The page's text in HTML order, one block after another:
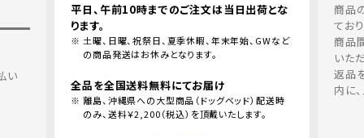
文は当日出荷とな
、年末年始、GWなど
届け
ドッグベッド）配送時
商品の品質、取り扱いについては十分留意し
ておりますが、万一、お届けした商品の不良、
商品間違えにつきましては、良品と交換させて
いただきます。
返品を希望される場合、商品到着後１週間以
内に、メールリンクよりご連絡ください。